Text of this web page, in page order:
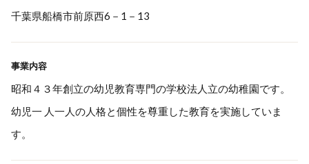
千葉県船橋市前原西6－1－13
事業内容
昭和４３年創立の幼児教育専門の学校法人立の幼稚園です。
幼児一 人一人の人格と個性を尊重した教育を実施していま
す。